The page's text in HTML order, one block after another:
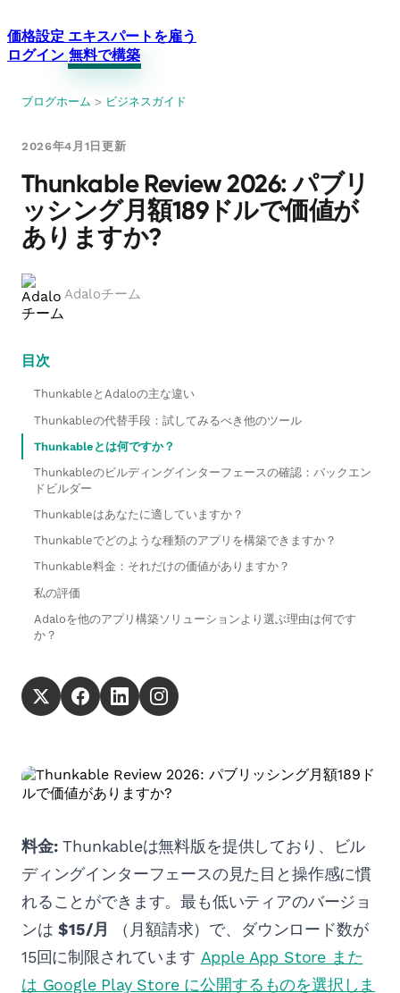
価格設定 エキスパートを雇う
ログイン 無料で構築
ブログホーム > ビジネスガイド
2026年4月1日更新
Thunkable Review 2026: パブリ
ッシング月額189ドルで価値が
ありますか?
Adaloチーム
目次
ThunkableとAdaloの主な違い
Thunkableの代替手段：試してみるべき他のツール
Thunkableとは何ですか？
Thunkableのビルディングインターフェースの確認：バックエン
ドビルダー
Thunkableはあなたに適していますか？
Thunkableでどのような種類のアプリを構築できますか？
Thunkable料金：それだけの価値がありますか？
私の評価
Adaloを他のアプリ構築ソリューションより選ぶ理由は何です
か？
料金:Thunkableは無料版を提供しており、ビル
ディングインターフェースの見た目と操作感に慣
れることができます。最も低いティアのバージョ
ンは$15/月
（月額請求）で、ダウンロード数が
15回に制限されています Apple App Store また
は Google Play Store に公開するものを選択しま